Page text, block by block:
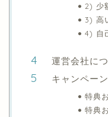
2) 少
3) 高
4) 自
運営会社に
キャンペー
特典
特典